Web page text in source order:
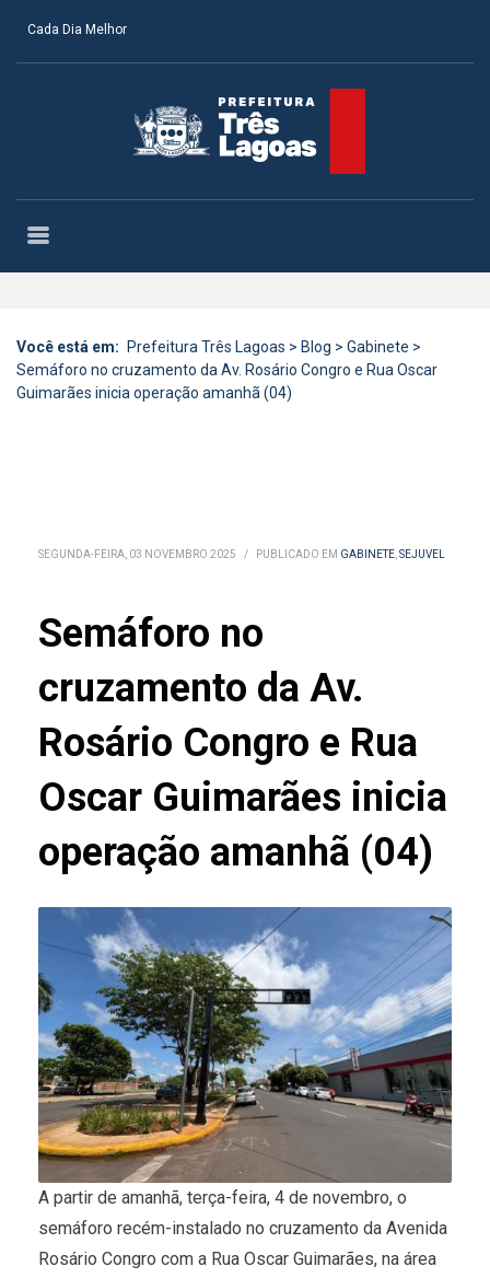
Cada Dia Melhor
Você está em: Prefeitura Três Lagoas > Blog > Gabinete >
Semáforo no cruzamento da Av. Rosário Congro e Rua Oscar
Guimarães inicia operação amanhã (04)
SEGUNDA-FEIRA, 03 NOVEMBRO 2025 / PUBLICADO EM GABINETE,SEJUVEL
Semáforo no
cruzamento da Av.
Rosário Congro e Rua
Oscar Guimarães inicia
operação amanhã (04)
A partir de amanhã, terça-feira, 4 de novembro, o
semáforo recém-instalado no cruzamento da Avenida
Rosário Congro com a Rua Oscar Guimarães, na área